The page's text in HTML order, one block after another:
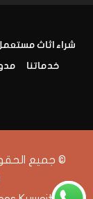
شراء اثاث مستعمل الكويت
خدماتنا
© جميع